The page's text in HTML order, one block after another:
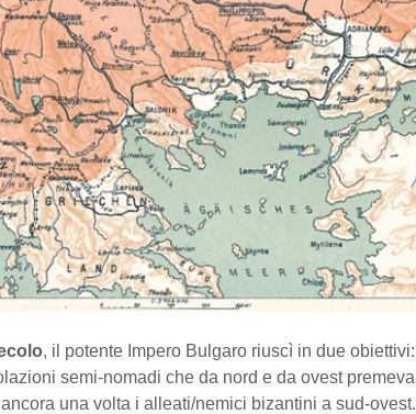
, il potente Impero Bulgaro riuscì in due
semi-nomadi che da nord e da ovest
una volta i alleati/nemici bizantini a sud-ovest.